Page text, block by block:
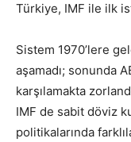
Türkiye, IMF ile ilk
Sistem 1970’lere
aşamadı; sonunda
karşılamakta
IMF de sabit döviz
politikalarında